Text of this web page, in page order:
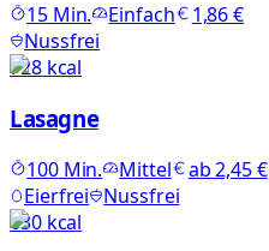
15Min. Einfach
1,86 €
Nussfrei
728kcal
Lasagne
100Min. Mittel ab2,45 €
Eierfrei
Nussfrei
630kcal